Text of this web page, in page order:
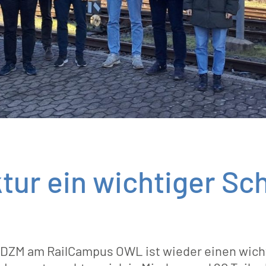
ein wichtiger
am RailCampus OWL ist wieder einen